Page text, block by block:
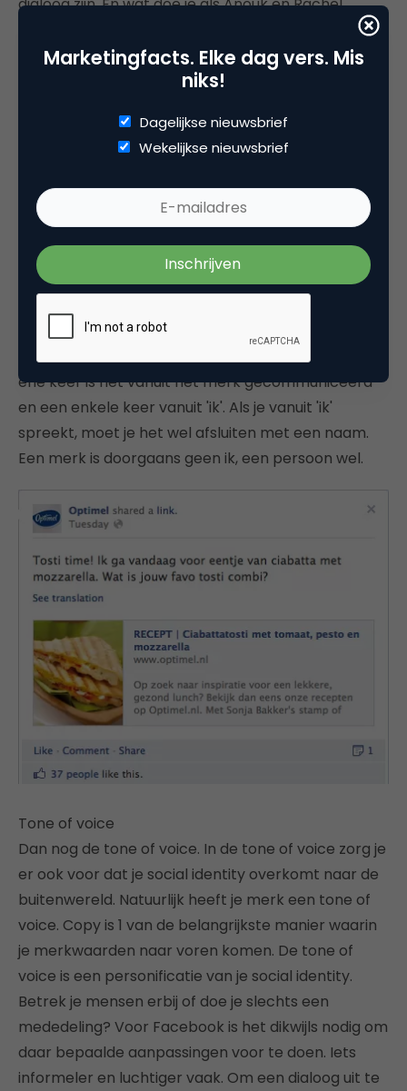
dialoog zijn. En wat doe je als Anouk en Rachel
maar ook dit is iets waar je goed over na moet
Optimelzie je hier in nog wel wat schipperen. De
ene keer is het vanuit het merk gecommuniceerd
en een enkele keer vanuit 'ik'. Als je vanuit 'ik'
spreekt, moet je het wel afsluiten met een naam.
Een merk is doorgaans geen ik, een persoon wel.
Tone of voice
Dan nog de tone of voice. In de tone of voice zorg je
er ook voor dat je social identity overkomt naar de
buitenwereld. Natuurlijk heeft je merk een tone of
voice. Copy is 1 van de belangrijkste manier waarin
je merkwaarden naar voren komen. De tone of
voice is een personificatie van je social identity.
Betrek je mensen erbij of doe je slechts een
mededeling? Voor Facebook is het dikwijls nodig om
daar bepaalde aanpassingen voor te doen. Iets
informeler en luchtiger vaak. Om een dialoog uit te
Marketingfacts. Elke dag vers. Mis
niks!
Dagelijkse nieuwsbrief
Wekelijkse nieuwsbrief